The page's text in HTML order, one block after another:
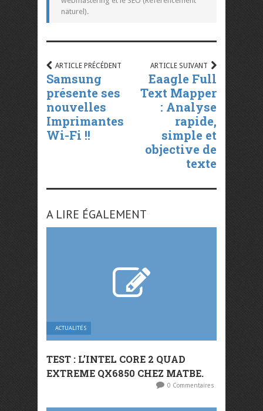
naturel).
ARTICLE PRÉCÉDENT
Samsung
présente ses
nouvelles
Imprimantes
Wi-Fi !!
ARTICLE SUIVANT
Eaagle Full
Text Mapper
: Analyse
rapide,
simple et
objective de
texte
A LIRE ÉGALEMENT
ACTUALITÉS
TEST : L’INTEL CORE 2 QUAD
EXTREME QX6850 CHEZ MATBE.
0 Commentaires